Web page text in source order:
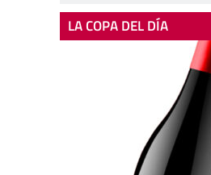
LA COPA DEL DÍA